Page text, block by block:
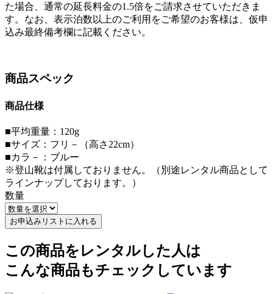
た場合、通常の延長料金の1.5倍をご請求させていただきま
す。なお、表示泊数以上のご利用をご希望のお客様は、仮申
込み最終備考欄に記載ください。
商品スペック
商品仕様
■平均重量：120g
■サイズ：フリ－（高さ22cm）
■カラ－：ブルー
※登山靴は付属しておりません。（別途レンタル商品として
ラインナップしております。）
数量
お申込みリストに入れる
この商品をレンタルした人は
こんな商品もチェックしています